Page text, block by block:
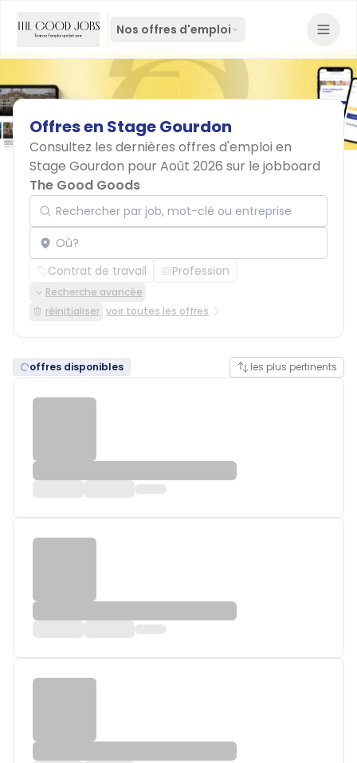
Nos offres d'emploi
Offresen StageGourdon
Consultez les dernières offres d'emploi en
Stage Gourdon pour Août 2026 sur le jobboard
The Good Goods
Rechercher par job, mot-clé ou entreprise
Localisation
Contrat de travail Profession
Recherche avancée
réinitialiser voir toutes les offres
offres disponibles les plus pertinents